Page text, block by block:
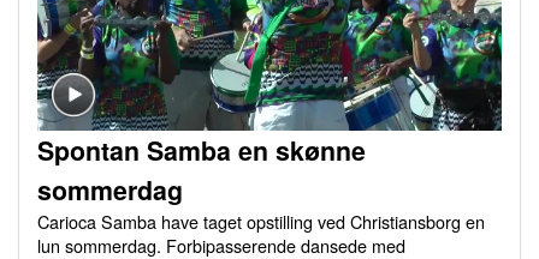
Spontan Samba en skønne
sommerdag
Carioca Samba have taget opstilling ved Christiansborg en
lun sommerdag. Forbipasserende dansede med